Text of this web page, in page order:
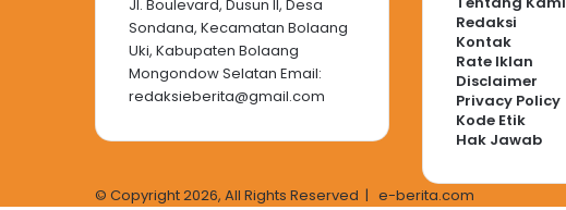
Jl. Boulevard, Dusun II, Desa
Sondana, Kecamatan Bolaang
Uki, Kabupaten Bolaang
Mongondow Selatan Email:
redaksieberita@gmail.com
Redaksi
Kontak
Rate Iklan
Disclaimer
Privacy Policy
Kode Etik
Hak Jawab
© Copyright 2026, All Rights Reserved | e-berita.com